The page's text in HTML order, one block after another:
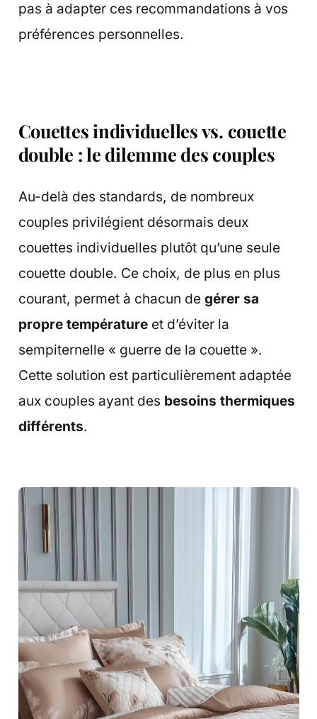
pas à adapter ces recommandations à vos
préférences personnelles.
Couettes individuelles vs. couette
double : le dilemme des couples
Au-delà des standards, de nombreux
couples privilégient désormais deux
couettes individuelles plutôt qu’une seule
couette double. Ce choix, de plus en plus
courant, permet à chacun de gérer sa
propre températureet d’éviter la
sempiternelle « guerre de la couette ».
Cette solution est particulièrement adaptée
aux couples ayant des besoins thermiques
différents.